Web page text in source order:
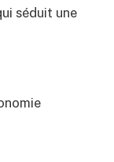
séduit une